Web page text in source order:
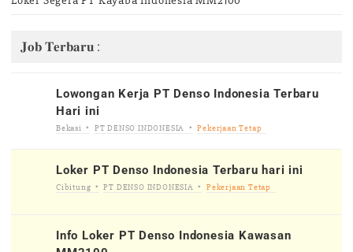
𝐉𝐨𝐛 𝐓𝐞𝐫𝐛𝐚𝐫𝐮 :
Lowongan Kerja PT Denso Indonesia Terbaru
Hari ini
Bekasi PT DENSO INDONESIA Pekerjaan Tetap
Loker PT Denso Indonesia Terbaru hari ini
Cibitung PT DENSO INDONESIA Pekerjaan Tetap
Info Loker PT Denso Indonesia Kawasan